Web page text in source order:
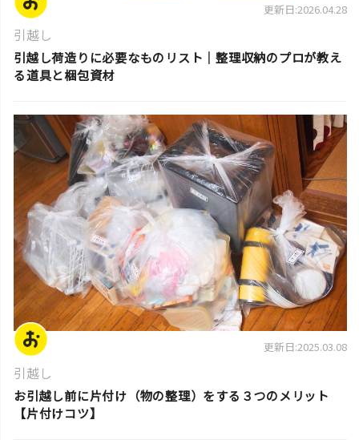
更新日:2026.04.28
引越し
引越し荷造りに必要なものリスト｜整理収納のプロが教え
る道具と梱包資材
片付けのコツ・アイデア
更新日:2025.03.08
引越し
お引越し前に片付け（物の整理）をする３つのメリット
【片付けコツ】